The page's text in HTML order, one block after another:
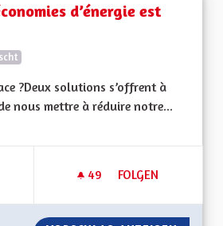
d’énergie est
?Deux solutions s’offrent à
nous mettre à réduire notre...
49 49 FOLLOWER
FOLGEN
LE TEMPS DES